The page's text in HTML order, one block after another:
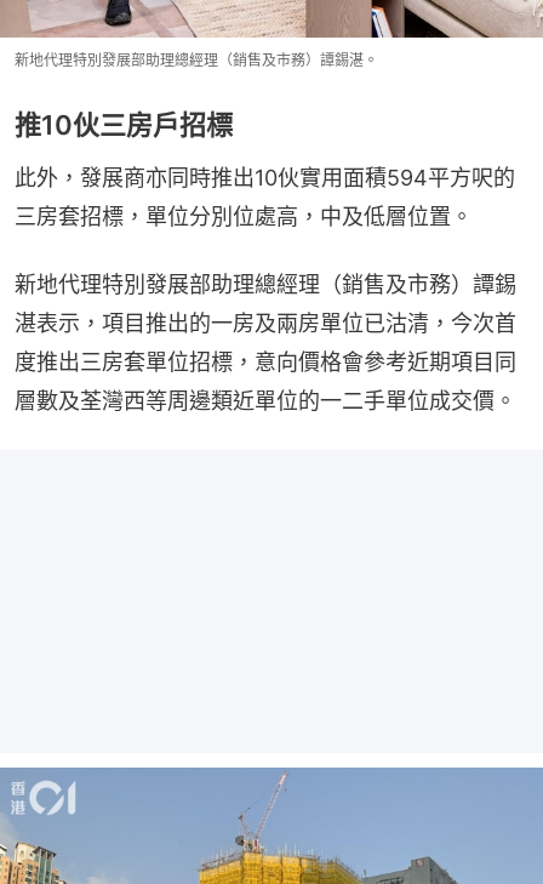
新地代理特別發展部助理總經理（銷售及市務）譚錫湛。
推10伙三房戶招標
此外，發展商亦同時推出10伙實用面積594平方呎的
三房套招標，單位分別位處高，中及低層位置。
新地代理特別發展部助理總經理（銷售及市務）譚錫
湛表示，項目推出的一房及兩房單位已沽清，今次首
度推出三房套單位招標，意向價格會參考近期項目同
層數及荃灣西等周邊類近單位的一二手單位成交價。